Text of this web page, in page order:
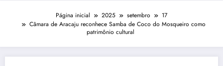
Página inicial 2025 setembro
17
Câmara de Aracaju reconhece Samba de Coco do Mosqueiro como
patrimônio cultural